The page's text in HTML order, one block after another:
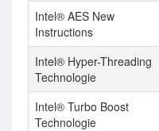
Intel® AES New
Instructions
Intel® Hyper-Threading
Technologie
Intel® Turbo Boost
Technologie